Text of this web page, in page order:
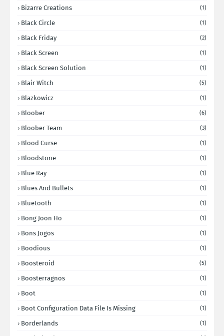
Bizarre Creations (1)
Black Circle (1)
Black Friday (2)
Black Screen (1)
Black Screen Solution (1)
Blair Witch (5)
Blazkowicz (1)
Bloober (6)
Bloober Team (3)
Blood Curse (1)
Bloodstone (1)
Blue Ray (1)
Blues And Bullets (1)
Bluetooth (1)
Bong Joon Ho (1)
Bons Jogos (1)
Boodious (1)
Boosteroid (5)
Boosterragnos (1)
Boot (1)
Boot Configuration Data File Is Missing (1)
Borderlands (1)